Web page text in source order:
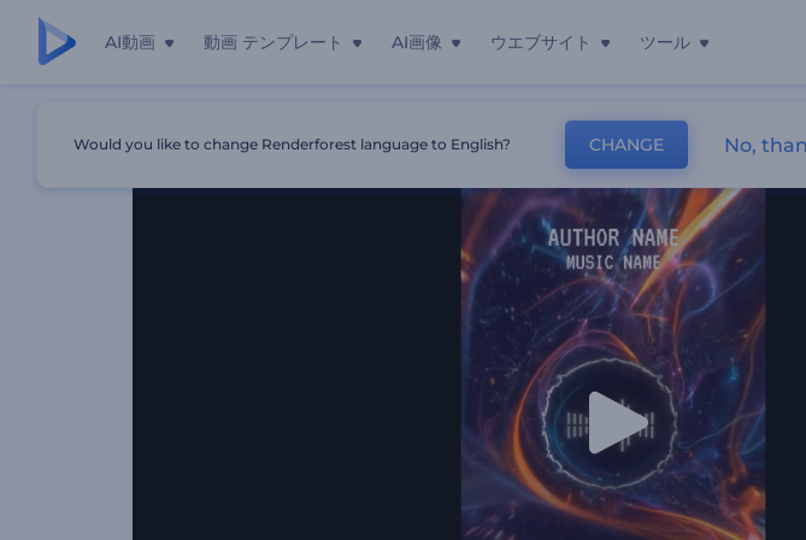
AI動画 動画 テンプレート AI画像 ウエブサイト ツール
Would you like to change Renderforest language to English? CHANGE No,